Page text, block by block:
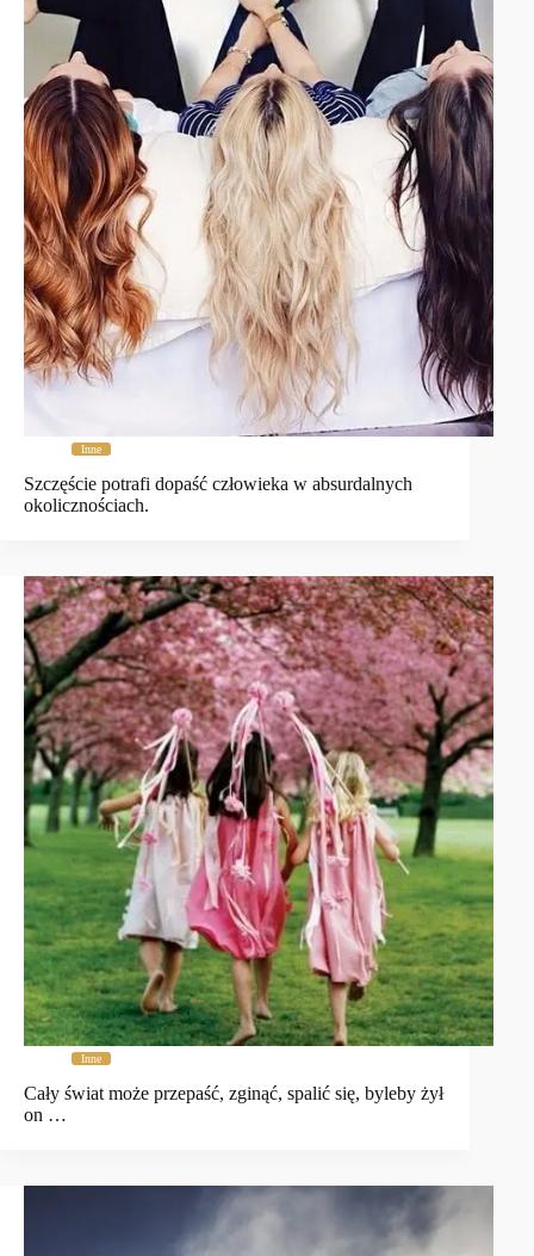
Inne
Szczęście potrafi dopaść człowieka w absurdalnych
okolicznościach.
Inne
Cały świat może przepaść, zginąć, spalić się, byleby żył
on …